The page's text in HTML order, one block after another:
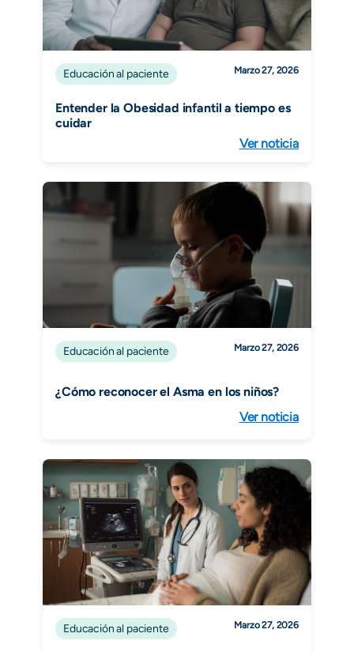
Educación al paciente Marzo 27, 2026
Entender la Obesidad infantil a tiempo es
cuidar
Ver noticia
Educación al paciente Marzo 27, 2026
¿Cómo reconocer el Asma en los niños?
Ver noticia
Educación al paciente Marzo 27, 2026